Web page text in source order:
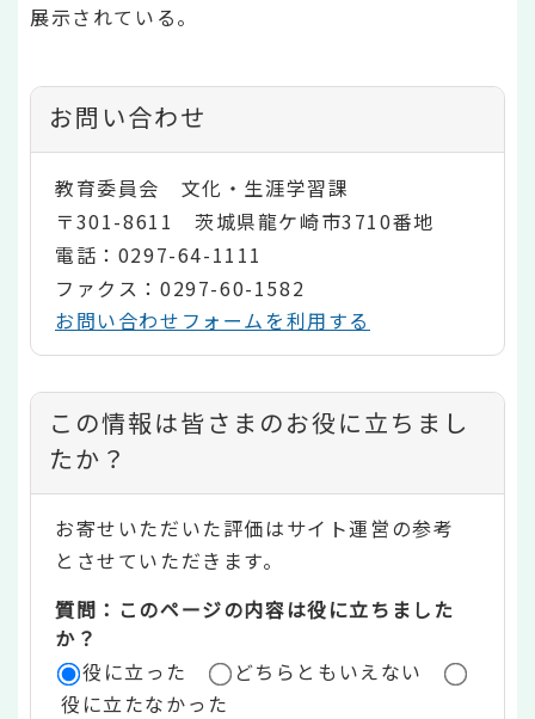
展示されている。
お問い合わせ
教育委員会 文化・生涯学習課
〒301-8611 茨城県龍ケ崎市3710番地
電話：0297-64-1111
ファクス：0297-60-1582
お問い合わせフォームを利用する
コ
ン
テ
ン
ツ
評
価
この情報は皆さまのお役に立ちまし
たか？
お寄せいただいた評価はサイト運営の参考
とさせていただきます。
質問：このページの内容は役に立ちました
か？
役に立った
どちらともいえない
役に立たなかった